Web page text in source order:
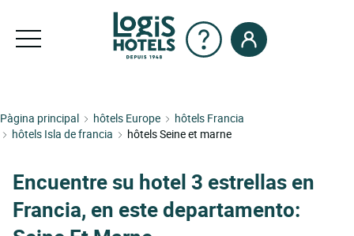
Pàgina principal hôtels Europe
hôtels Francia
hôtels Isla de francia
hôtels Seine et marne
Encuentre su hotel 3 estrellas en
Francia, en este departamento: